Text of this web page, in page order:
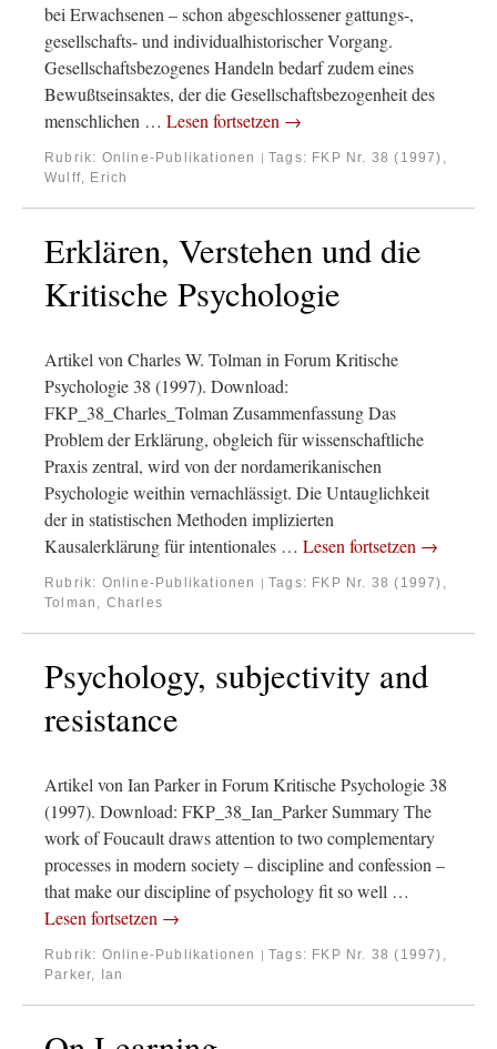
bei Erwachsenen – schon abgeschlossener gattungs-,
gesellschafts- und individualhistorischer Vorgang.
Gesellschaftsbezogenes Handeln bedarf zudem eines
Bewußtseinsaktes, der die Gesellschaftsbezogenheit des
menschlichen … Lesen fortsetzen →
Rubrik: Online-Publikationen | Tags: FKP Nr. 38 (1997) ,
Wulff, Erich
Erklären, Verstehen und die
Kritische Psychologie
Artikel von Charles W. Tolman in Forum Kritische
Psychologie 38 (1997). Download:
FKP_38_Charles_Tolman Zusammenfassung Das
Problem der Erklärung, obgleich für wissenschaftliche
Praxis zentral, wird von der nordamerikanischen
Psychologie weithin vernachlässigt. Die Untauglichkeit
der in statistischen Methoden implizierten
Kausalerklärung für intentionales … Lesen fortsetzen →
Rubrik: Online-Publikationen | Tags: FKP Nr. 38 (1997) ,
Tolman, Charles
Psychology, subjectivity and
resistance
Artikel von Ian Parker in Forum Kritische Psychologie 38
(1997). Download: FKP_38_Ian_Parker Summary The
work of Foucault draws attention to two complementary
processes in modern society – discipline and confession –
that make our discipline of psychology fit so well …
Lesen fortsetzen →
Rubrik: Online-Publikationen | Tags: FKP Nr. 38 (1997) ,
Parker, Ian